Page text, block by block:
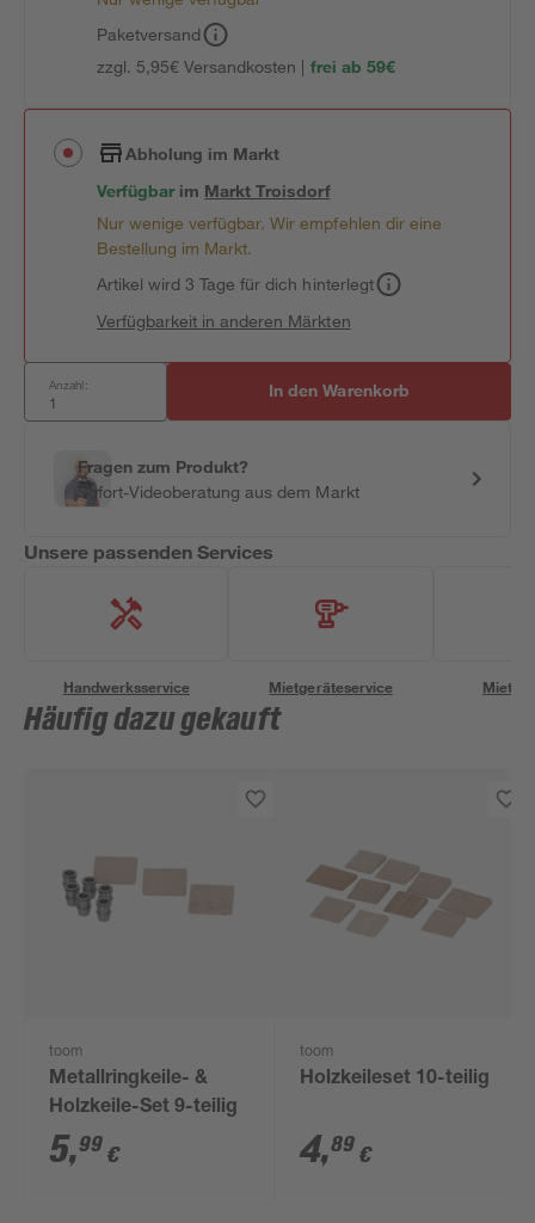
Paketversand
zzgl. 5,95€ Versandkosten | frei ab 59€
Abholung im Markt
Verfügbar im MarktTroisdorf
Nur wenige verfügbar. Wir empfehlen dir eine
Bestellung im Markt.
Artikel wird 3 Tage für dich hinterlegt
Verfügbarkeit in anderen Märkten
Anzahl: In den Warenkorb
Fragen zum Produkt?
Sofort-Videoberatung aus dem Markt
Unsere passenden Services
Handwerksservice Mietgeräteservice
Häufig dazu gekauft
toom
Metallringkeile- &
Holzkeile-Set 9-teilig
5,99 €
toom
Holzkeileset 10-teilig
4,89 €